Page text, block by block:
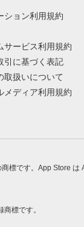
ション利用規約
サービス利用規約
引に基づく表記
取扱いについて
メディア利用規約
です。App Store は
標です。